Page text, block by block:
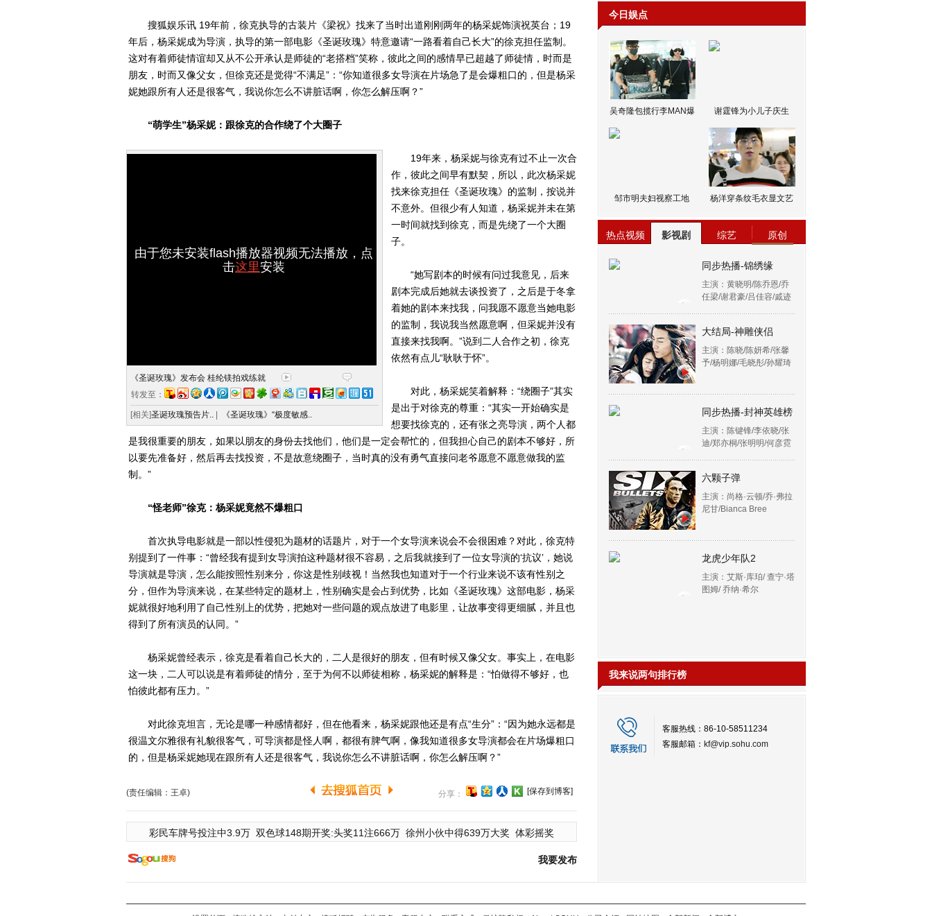
搜狐娱乐讯 19年前，徐克执导的古装片《梁祝》找来了当时出道刚刚两年的杨采妮饰演祝英台；19
年后，杨采妮成为导演，执导的第一部电影《圣诞玫瑰》特意邀请“一路看着自己长大”的徐克担任监制。
这对有着师徒情谊却又从不公开承认是师徒的“老搭档”笑称，彼此之间的感情早已超越了师徒情，时而是
朋友，时而又像父女，但徐克还是觉得“不满足”：“你知道很多女导演在片场急了是会爆粗口的，但是杨采
妮她跟所有人还是很客气，我说你怎么不讲脏话啊，你怎么解压啊？”
“萌学生”杨采妮：跟徐克的合作绕了个大圈子
由于您未安装flash播放器视频无法播放，点
击这里安装
《圣诞玫瑰》发布会 桂纶镁拍戏练就
转发至：
[相关]圣诞玫瑰预告片.. 《圣诞玫瑰》“极度敏感..
19年来，杨采妮与徐克有过不止一次合
作，彼此之间早有默契，所以，此次杨采妮
找来徐克担任《圣诞玫瑰》的监制，按说并
不意外。但很少有人知道，杨采妮并未在第
一时间就找到徐克，而是先绕了一个大圈
子。
“她写剧本的时候有问过我意见，后来
剧本完成后她就去谈投资了，之后是于冬拿
着她的剧本来找我，问我愿不愿意当她电影
的监制，我说我当然愿意啊，但采妮并没有
直接来找我啊。”说到二人合作之初，徐克
依然有点儿“耿耿于怀”。
对此，杨采妮笑着解释：“绕圈子”其实
是出于对徐克的尊重：“其实一开始确实是
想要找徐克的，还有张之亮导演，两个人都
是我很重要的朋友，如果以朋友的身份去找他们，他们是一定会帮忙的，但我担心自己的剧本不够好，所
以要先准备好，然后再去找投资，不是故意绕圈子，当时真的没有勇气直接问老爷愿意不愿意做我的监
制。”
“怪老师”徐克：杨采妮竟然不爆粗口
首次执导电影就是一部以性侵犯为题材的话题片，对于一个女导演来说会不会很困难？对此，徐克特
别提到了一件事：“曾经我有提到女导演拍这种题材很不容易，之后我就接到了一位女导演的‘抗议’，她说
导演就是导演，怎么能按照性别来分，你这是性别歧视！当然我也知道对于一个行业来说不该有性别之
分，但作为导演来说，在某些特定的题材上，性别确实是会占到优势，比如《圣诞玫瑰》这部电影，杨采
妮就很好地利用了自己性别上的优势，把她对一些问题的观点放进了电影里，让故事变得更细腻，并且也
得到了所有演员的认同。”
杨采妮曾经表示，徐克是看着自己长大的，二人是很好的朋友，但有时候又像父女。事实上，在电影
这一块，二人可以说是有着师徒的情分，至于为何不以师徒相称，杨采妮的解释是：“怕做得不够好，也
怕彼此都有压力。”
对此徐克坦言，无论是哪一种感情都好，但在他看来，杨采妮跟他还是有点“生分”：“因为她永远都是
很温文尔雅很有礼貌很客气，可导演都是怪人啊，都很有脾气啊，像我知道很多女导演都会在片场爆粗口
的，但是杨采妮她现在跟所有人还是很客气，我说你怎么不讲脏话啊，你怎么解压啊？”
(责任编辑：王卓) 分享： [保存到博客]
彩民车牌号投注中3.9万 双色球148期开奖:头奖11注666万 徐州小伙中得639万大奖 体彩摇奖
我要发布
今日娱点
吴奇隆包揽行李MAN爆 谢霆锋为小儿子庆生
邹市明夫妇视察工地 杨洋穿条纹毛衣显文艺
热点视频 影视剧 综艺 原创
同步热播-锦绣缘
主演：黄晓明/陈乔恩/乔
任梁/谢君豪/吕佳容/戚迹
大结局-神雕侠侣
主演：陈晓/陈妍希/张馨
予/杨明娜/毛晓彤/孙耀琦
同步热播-封神英雄榜
主演：陈键锋/李依晓/张
迪/郑亦桐/张明明/何彦霓
六颗子弹
主演：尚格·云顿/乔·弗拉
尼甘/Bianca Bree
龙虎少年队2
主演：艾斯·库珀/ 查宁·塔
图姆/ 乔纳·希尔
我来说两句排行榜
客服热线：86-10-58511234
客服邮箱： kf@vip.sohu.com